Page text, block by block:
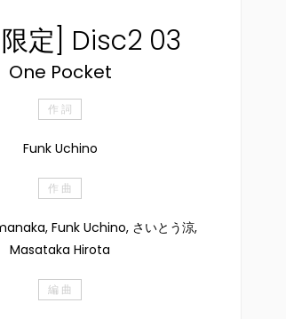
限定] Disc2 03
One Pocket
作 詞
Funk Uchino
作 曲
Funk Uchino, さいとう涼,
Masataka Hirota
編 曲